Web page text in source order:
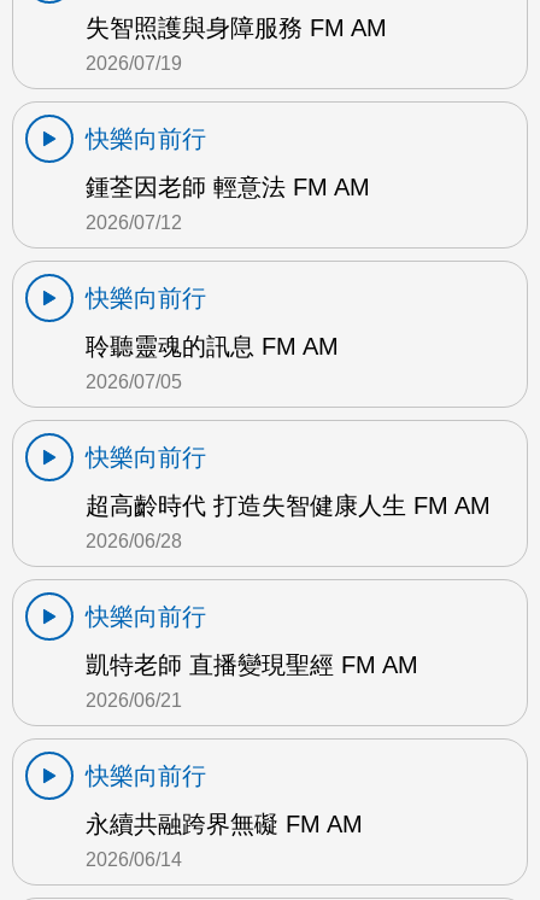
失智照護與身障服務 FM AM
2026/07/19
快樂向前行
鍾荃因老師 輕意法 FM AM
2026/07/12
快樂向前行
聆聽靈魂的訊息 FM AM
2026/07/05
快樂向前行
超高齡時代 打造失智健康人生 FM AM
2026/06/28
快樂向前行
凱特老師 直播變現聖經 FM AM
2026/06/21
快樂向前行
永續共融跨界無礙 FM AM
2026/06/14